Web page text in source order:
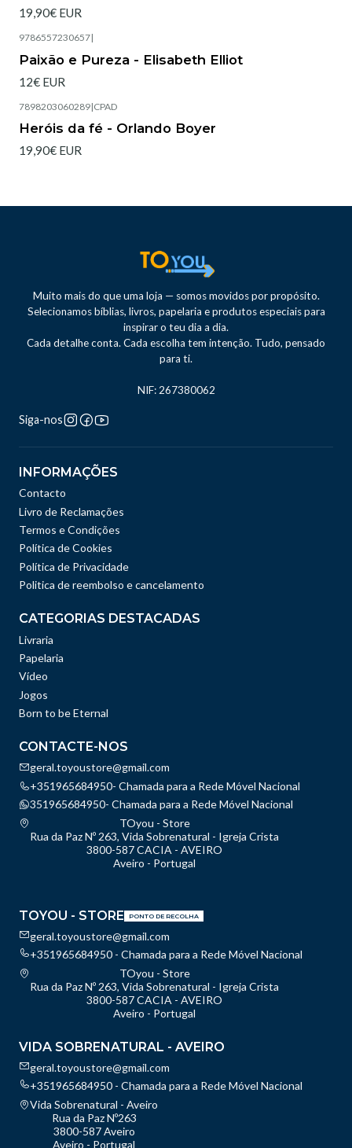
19,90€ EUR
9786557230657|
Paixão e Pureza - Elisabeth Elliot
12€ EUR
7898203060289|CPAD
Heróis da fé - Orlando Boyer
19,90€ EUR
Muito mais do que uma loja — somos movidos por propósito.
Selecionamos bíblias, livros, papelaria e produtos especiais para
inspirar o teu dia a dia.
Cada detalhe conta. Cada escolha tem intenção. Tudo, pensado
para ti.
NIF: 267380062
Siga-nos
INFORMAÇÕES
Contacto
Livro de Reclamações
Termos e Condições
Política de Cookies
Política de Privacidade
Politica de reembolso e cancelamento
CATEGORIAS DESTACADAS
Livraria
Papelaria
Vídeo
Jogos
Born to be Eternal
CONTACTE-NOS
geral.toyoustore@gmail.com
+351965684950- Chamada para a Rede Móvel Nacional
351965684950- Chamada para a Rede Móvel Nacional
TOyou - Store
Rua da Paz Nº 263, Vida Sobrenatural - Igreja Crista
3800-587 CACIA - AVEIRO
Aveiro - Portugal
TOYOU - STORE PONTO DE RECOLHA
geral.toyoustore@gmail.com
+351965684950 - Chamada para a Rede Móvel Nacional
TOyou - Store
Rua da Paz Nº 263, Vida Sobrenatural - Igreja Crista
3800-587 CACIA - AVEIRO
Aveiro - Portugal
VIDA SOBRENATURAL - AVEIRO
geral.toyoustore@gmail.com
+351965684950 - Chamada para a Rede Móvel Nacional
Vida Sobrenatural - Aveiro
Rua da Paz Nº263
3800-587 Aveiro
Aveiro - Portugal